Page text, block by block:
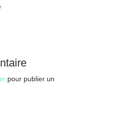
pour publier un